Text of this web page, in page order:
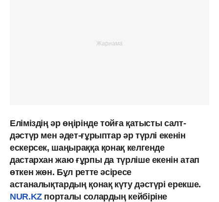
Еліміздің әр өңірінде тойға қатысты салт-
дәстүр мен әдет-ғұрыптар әр түрлі екенін
ескерсек, шаңыраққа қонақ келгенде
дастархан жаю ғұрпы да түрліше екенін атап
өткен жөн. Бұл ретте әсіресе
астаналықтардың қонақ күту дәстүрі ерекше.
NUR.KZпорталы солардың кейбіріне